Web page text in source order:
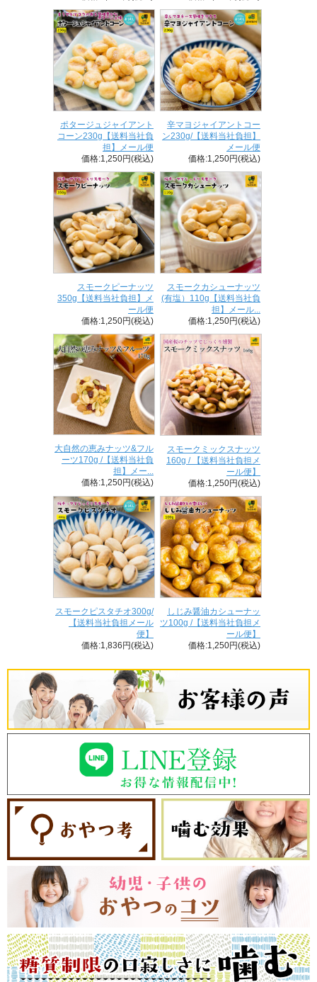
ポタージュジャイアント
コーン230g【送料当社負
担】メール便
価格:1,250円(税込)
辛マヨジャイアントコー
ン230g/【送料当社負担】
メール便
価格:1,250円(税込)
スモークピーナッツ
350g【送料当社負担】メ
ール便
価格:1,250円(税込)
スモークカシューナッツ
(有塩）110g【送料当社負
担】メール...
価格:1,250円(税込)
大自然の恵みナッツ&フル
ーツ170g /【送料当社負
担】メー...
価格:1,250円(税込)
スモークミックスナッツ
160g / 【送料当社負担メ
ール便】
価格:1,250円(税込)
スモークピスタチオ300g/
【送料当社負担メール
便】
価格:1,836円(税込)
しじみ醤油カシューナッ
ツ100g /【送料当社負担メ
ール便】
価格:1,250円(税込)